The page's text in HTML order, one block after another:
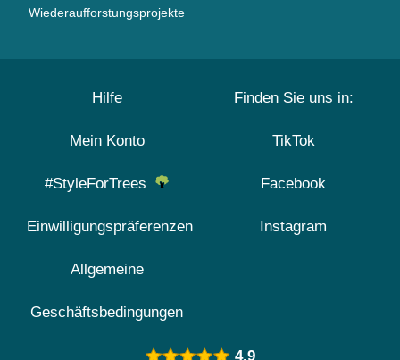
Wiederaufforstungsprojekte
Hilfe
Mein Konto
#StyleForTrees
Einwilligungspräferenzen
Allgemeine
Geschäftsbedingungen
Finden Sie uns in:
TikTok
Facebook
Instagram
4.9